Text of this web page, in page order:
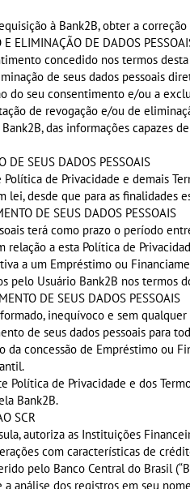
à Bank2B, obter a
ELIMINAÇÃO DE DADOS
concedido nos termos
de seus dados pessoais
do seu consentimento e/ou a
de revogação e/ou de
das informações capazes
DE SEUS DADOS PESSOAIS
de Privacidade e demais
lei, desde que para as finalidades
DE SEUS DADOS PESSOAIS
terá como prazo o período
relação a esta Política de
a um Empréstimo ou
pelo Usuário Bank2B nos termos
DE SEUS DADOS PESSOAIS
inequívoco e sem
de seus dados pessoais para
da concessão de Empréstimo ou
Política de Privacidade e dos
Bank2B.
SCR
autoriza as Instituições
com características de
pelo Banco Central do Brasil
análise dos registros em seu